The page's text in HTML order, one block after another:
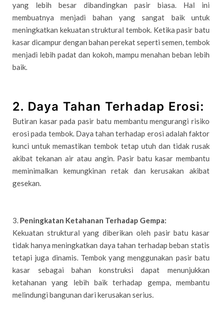
yang lebih besar dibandingkan pasir biasa. Hal ini
membuatnya menjadi bahan yang sangat baik untuk
meningkatkan kekuatan struktural tembok. Ketika pasir batu
kasar dicampur dengan bahan perekat seperti semen, tembok
menjadi lebih padat dan kokoh, mampu menahan beban lebih
baik.
2. Daya Tahan Terhadap Erosi:
Butiran kasar pada pasir batu membantu mengurangi risiko
erosi pada tembok. Daya tahan terhadap erosi adalah faktor
kunci untuk memastikan tembok tetap utuh dan tidak rusak
akibat tekanan air atau angin. Pasir batu kasar membantu
meminimalkan kemungkinan retak dan kerusakan akibat
gesekan.
3. Peningkatan Ketahanan Terhadap Gempa:
Kekuatan struktural yang diberikan oleh pasir batu kasar
tidak hanya meningkatkan daya tahan terhadap beban statis
tetapi juga dinamis. Tembok yang menggunakan pasir batu
kasar sebagai bahan konstruksi dapat menunjukkan
ketahanan yang lebih baik terhadap gempa, membantu
melindungi bangunan dari kerusakan serius.